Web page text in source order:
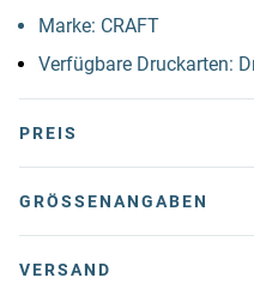
Marke: CRAFT
Verfügbare Druckarten:
PREIS
GRÖSSENANGABEN
VERSAND